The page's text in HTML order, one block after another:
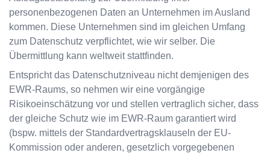
personenbezogenen Daten an Unternehmen im Ausland
kommen. Diese Unternehmen sind im gleichen Umfang
zum Datenschutz verpflichtet, wie wir selber. Die
Übermittlung kann weltweit stattfinden.
Entspricht das Datenschutzniveau nicht demjenigen des
EWR-Raums, so nehmen wir eine vorgängige
Risikoeinschätzung vor und stellen vertraglich sicher, dass
der gleiche Schutz wie im EWR-Raum garantiert wird
(bspw. mittels der Standardvertragsklauseln der EU-
Kommission oder anderen, gesetzlich vorgegebenen